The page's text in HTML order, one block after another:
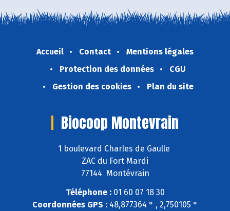
Accueil Contact
Mentions légales
Protection des données
CGU
Gestion des cookies
Plan du site
Biocoop Montevrain
1 boulevard Charles de Gaulle
ZAC du Fort Mardi
77144 Montévrain
Téléphone :01 60 07 18 30
Coordonnées GPS : 48,877364 ° , 2,750105 °